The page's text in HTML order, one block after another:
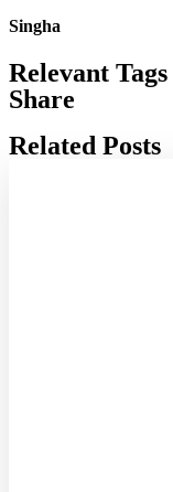
Singha
Relevant Tags
Share
Related Posts